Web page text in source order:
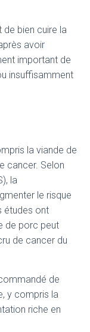
de bien cuire la
avoir
important de
insuffisamment
la viande de
cancer. Selon
la
le risque
études ont
de porc peut
de cancer du
de
y compris la
riche en